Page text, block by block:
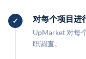
对每个项目进
UpMarket 对每
职调查。